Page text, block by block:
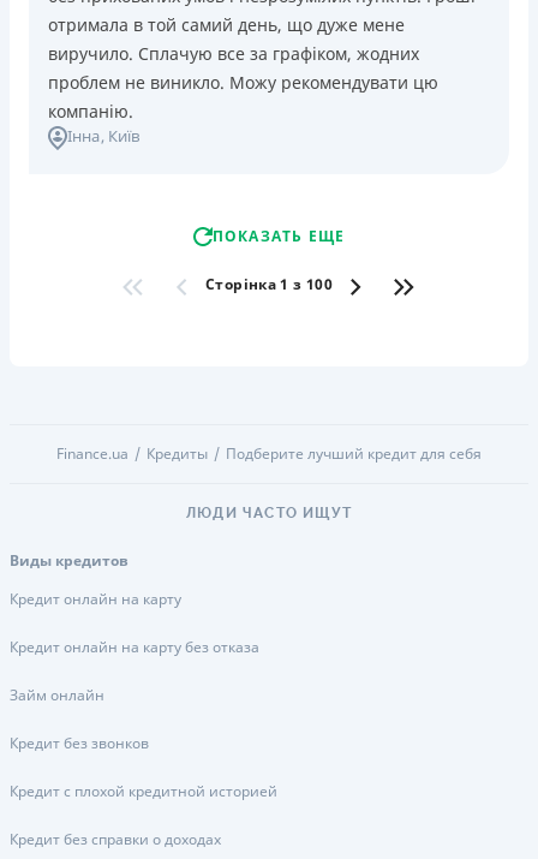
отримала в той самий день, що дуже мене
виручило. Сплачую все за графіком, жодних
проблем не виникло. Можу рекомендувати цю
компанію.
Інна, Київ
ПОКАЗАТЬ ЕЩЕ
Сторінка 1 з 100
Finance.ua Кредиты Подберите лучший кредит для себя
ЛЮДИ ЧАСТО ИЩУТ
Виды кредитов
Кредит онлайн на карту
Кредит онлайн на карту без отказа
Займ онлайн
Кредит без звонков
Кредит с плохой кредитной историей
Кредит без справки о доходах